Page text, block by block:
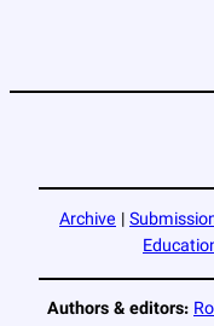
Archive |
Authors & editors: